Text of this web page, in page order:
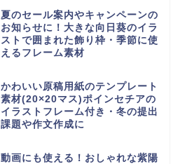
夏のセール案内やキャンペーンの
お知らせに！大きな向日葵のイラ
ストで囲まれた飾り枠・季節に使
えるフレーム素材
かわいい原稿用紙のテンプレート
素材(20×20マス)ポインセチアの
イラストフレーム付き・冬の提出
課題や作文作成に
動画にも使える！おしゃれな紫陽